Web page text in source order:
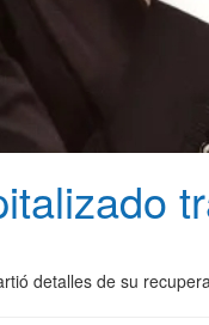
detalles de su